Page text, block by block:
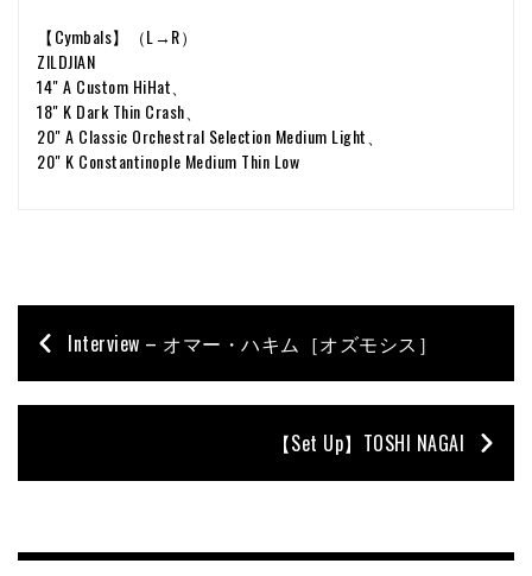
【Cymbals】（L→R）
ZILDJIAN
14" A Custom HiHat、
18" K Dark Thin Crash、
20" A Classic Orchestral Selection Medium Light、
20" K Constantinople Medium Thin Low
Interview – オマー・ハキム［オズモシス］
【Set Up】TOSHI NAGAI